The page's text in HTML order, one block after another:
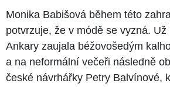
Monika Babišová během této
potvrzuje, že v módě se vyzná. Už
Ankary zaujala béžovošedým
a na neformální večeři následně
české návrhářky Petry Balvínové,